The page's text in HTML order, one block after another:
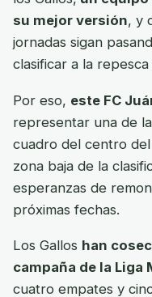
su mejor versión, y
jornadas sigan
clasificar a la
Por eso, este FC
representar una de
cuadro del centro
zona baja de la
esperanzas de
próximas fechas.
Los Gallos han
campaña de la Liga
cuatro empates y